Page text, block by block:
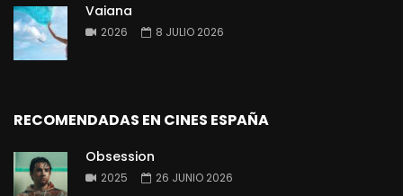
Vaiana
2026 8 JULIO 2026
RECOMENDADAS EN CINES ESPAÑA
Obsession
2025 26 JUNIO 2026